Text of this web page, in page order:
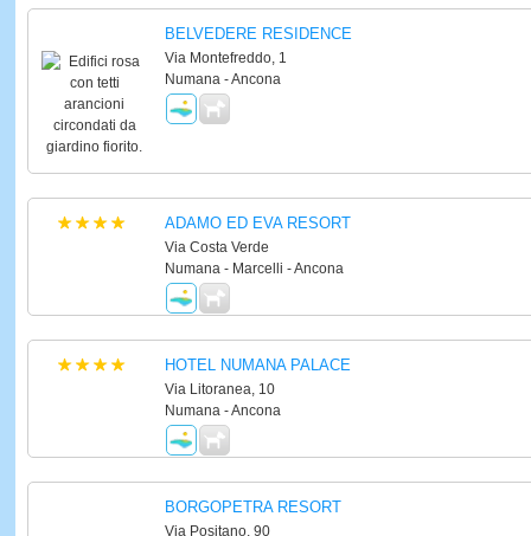
BELVEDERE RESIDENCE
Via Montefreddo, 1
Numana - Ancona
ADAMO ED EVA RESORT
Via Costa Verde
Numana - Marcelli - Ancona
HOTEL NUMANA PALACE
Via Litoranea, 10
Numana - Ancona
BORGOPETRA RESORT
Via Positano, 90